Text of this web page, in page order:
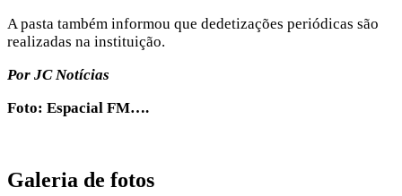
A pasta também informou que dedetizações periódicas são
realizadas na instituição.
Por JC Notícias
Foto: Espacial FM….
Galeria de fotos